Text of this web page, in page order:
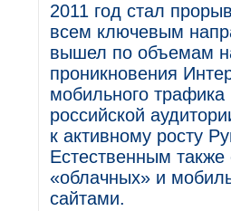
2011 год стал
всем ключевым
вышел по объемам
проникновения
мобильного трафика
российской
к активному росту
Естественным также
«облачных» и
сайтами.